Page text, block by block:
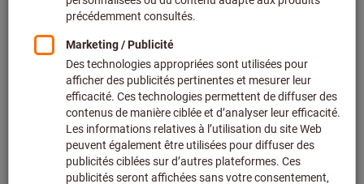
Echelle de prix:
Prix du lot 45 Unité
Fixer le prix 45 unités (0,18 € / 1 Unité)
De 6 Jeux
6,85 €/ 1 Jeu
Fixer le prix 45 unités (0,15 € / 1 Unité)
5508 5511 5512 5516
%Remise
5522